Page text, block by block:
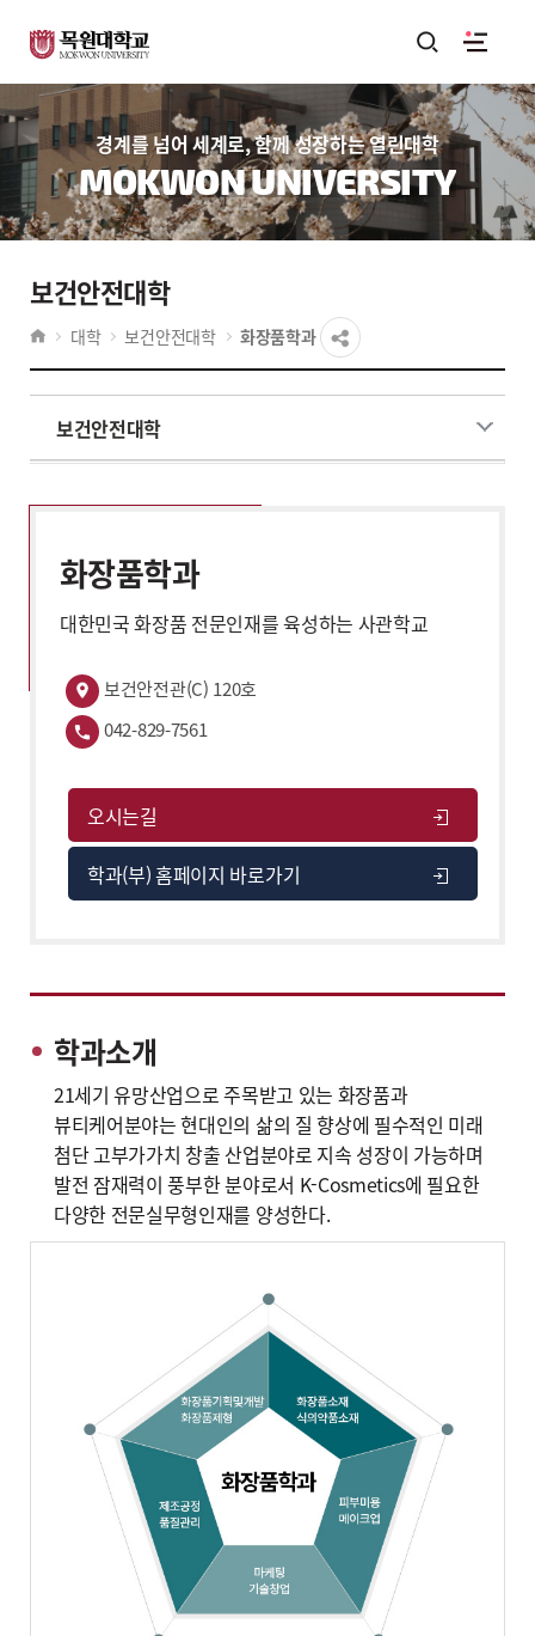
경계를 넘어 세계로, 함께 성장하는 열린대학
MOKWON UNIVERSITY
보건안전대학
대학 보건안전대학 화장품학과
보건안전대학
화장품학과
대한민국 화장품 전문인재를 육성하는 사관학교
보건안전관(C) 120호
042-829-7561
오시는길
학과(부) 홈페이지 바로가기
학과소개
21세기 유망산업으로 주목받고 있는 화장품과
뷰티케어분야는 현대인의 삶의 질 향상에 필수적인 미래
첨단 고부가가치 창출 산업분야로 지속 성장이 가능하며
발전 잠재력이 풍부한 분야로서 K-Cosmetics에 필요한
다양한 전문실무형인재를 양성한다.